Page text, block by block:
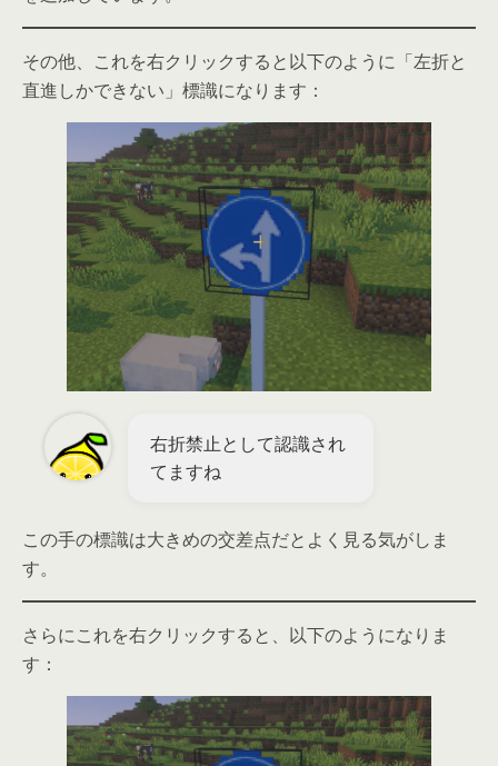
その他、これを右クリックすると以下のように「左折と
直進しかできない」標識になります：
右折禁止として認識され
てますね
この手の標識は大きめの交差点だとよく見る気がしま
す。
さらにこれを右クリックすると、以下のようになりま
す：